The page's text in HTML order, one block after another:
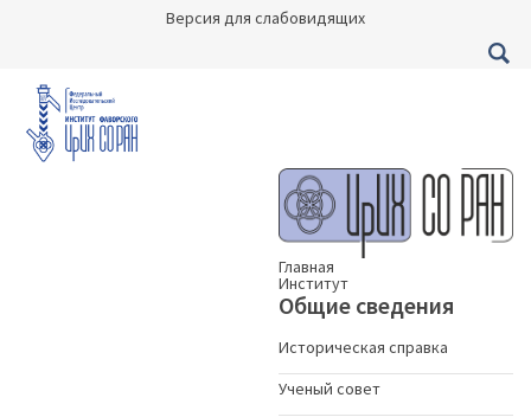
Версия для слабовидящих
Главная
Институт
Общие сведения
Историческая справка
Ученый совет